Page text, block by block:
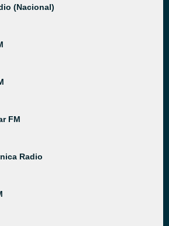
(Nacional)
FM
Radio